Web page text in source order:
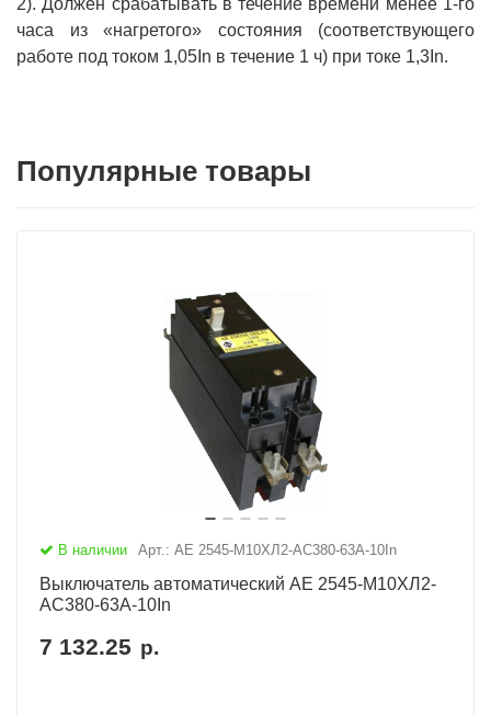
2). Должен срабатывать в течение времени менее 1-го
часа из «нагретого» состояния (соответствующего
работе под током 1,05In в течение 1 ч) при токе 1,3In.
Популярные товары
В наличии Арт.: АЕ 2545-М10ХЛ2-AC380-63А-10In
Выключатель автоматический АЕ 2545-М10ХЛ2-
AC380-63А-10In
7 132.25 р.